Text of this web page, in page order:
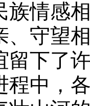
感相亲
、守望
留下了
程中，